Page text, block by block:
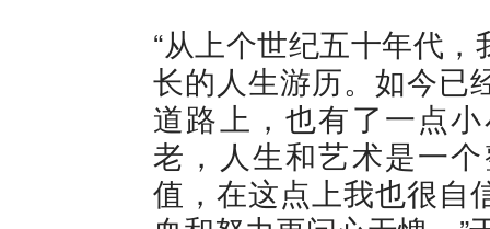
“从上个世纪五十年代
长的人生游历。如今已
道路上，也有了一点
老，人生和艺术是一
值，在这点上我也很自